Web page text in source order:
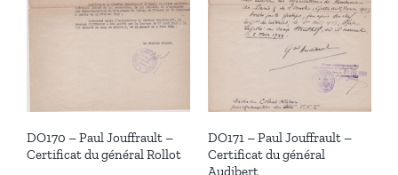
DO170 – Paul Jouffrault –
Certificat du général Rollot
DO171 – Paul Jouffrault –
Certificat du général
Audibert